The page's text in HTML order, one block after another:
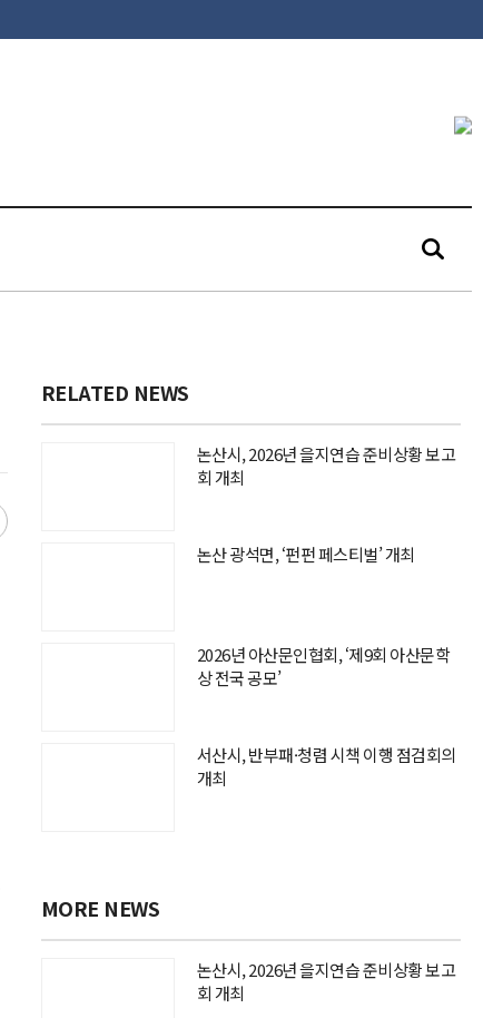
RELATED NEWS
논산시, 2026년 을지연습 준비상황 보고
회 개최
논산 광석면, ‘펀펀 페스티벌’ 개최
2026년 아산문인협회, ‘제9회 아산문학
상 전국 공모’
서산시, 반부패·청렴 시책 이행 점검회의
개최
MORE NEWS
논산시, 2026년 을지연습 준비상황 보고
회 개최